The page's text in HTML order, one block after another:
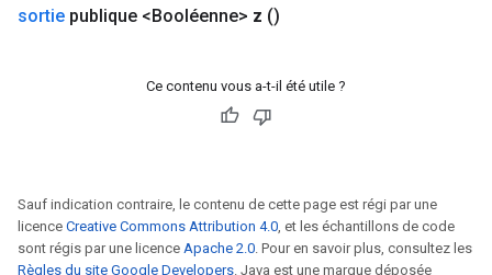
sortie publique <Booléenne> z ()
Ce contenu vous a-t-il été utile ?
Sauf indication contraire, le contenu de cette page est régi par une
licence Creative Commons Attribution 4.0, et les échantillons de code
sont régis par une licence Apache 2.0. Pour en savoir plus, consultez les
Règles du site Google Developers. Java est une marque déposée